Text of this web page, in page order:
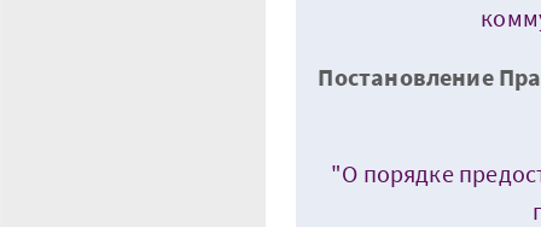
Постановление
"О порядке